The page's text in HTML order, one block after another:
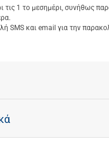
τις 1 το μεσημέρι, συνήθως
SMS και email για την